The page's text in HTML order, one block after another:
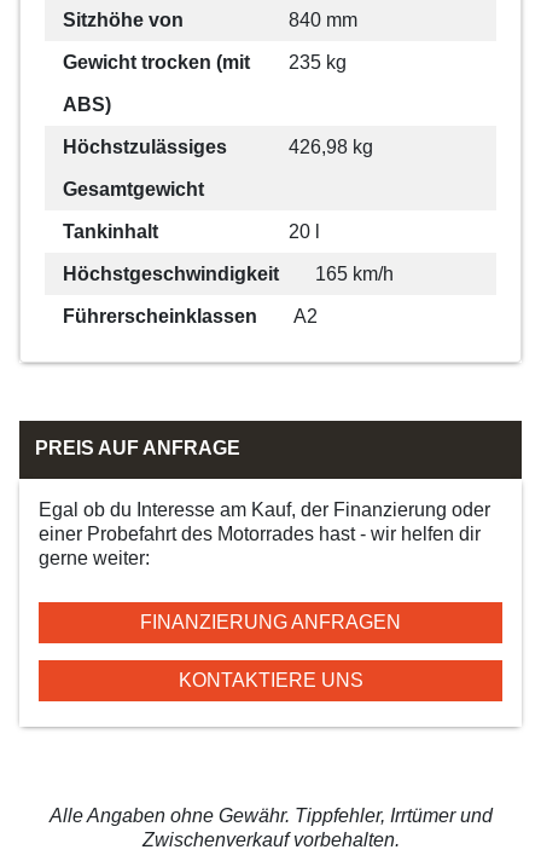
Sitzhöhe von 840 mm
Gewicht trocken (mit
ABS)
235 kg
Höchstzulässiges
Gesamtgewicht
426,98 kg
Tankinhalt 20 l
Höchstgeschwindigkeit 165 km/h
Führerscheinklassen A2
PREIS AUF ANFRAGE
Egal ob du Interesse am Kauf, der Finanzierung oder
einer Probefahrt des Motorrades hast - wir helfen dir
gerne weiter:
FINANZIERUNG ANFRAGEN
KONTAKTIERE UNS
Alle Angaben ohne Gewähr. Tippfehler, Irrtümer und
Zwischenverkauf vorbehalten.